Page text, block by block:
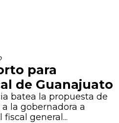
para
de Guanajuato
batea la propuesta de
la gobernadora a
general...